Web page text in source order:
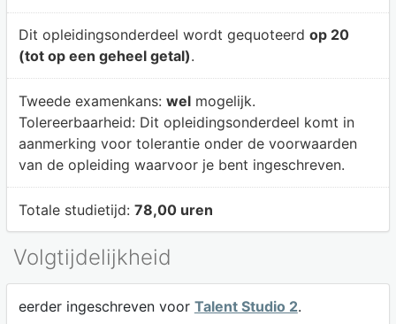
Dit opleidingsonderdeel wordt gequoteerd op 20
(tot op een geheel getal).
Tweede examenkans: welmogelijk.
Tolereerbaarheid: Dit opleidingsonderdeel komt in
aanmerking voor tolerantie onder de voorwaarden
van de opleiding waarvoor je bent ingeschreven.
Totale studietijd: 78,00 uren
Volgtijdelijkheid
eerder ingeschreven voor Talent Studio 2.